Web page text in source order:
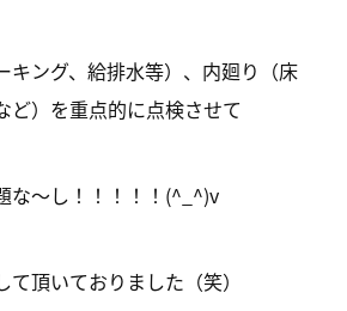
キング、給排水等）、内廻り（床
ど）を重点的に点検させて
な～し！！！！！(^_^)v
頂いておりました（笑）